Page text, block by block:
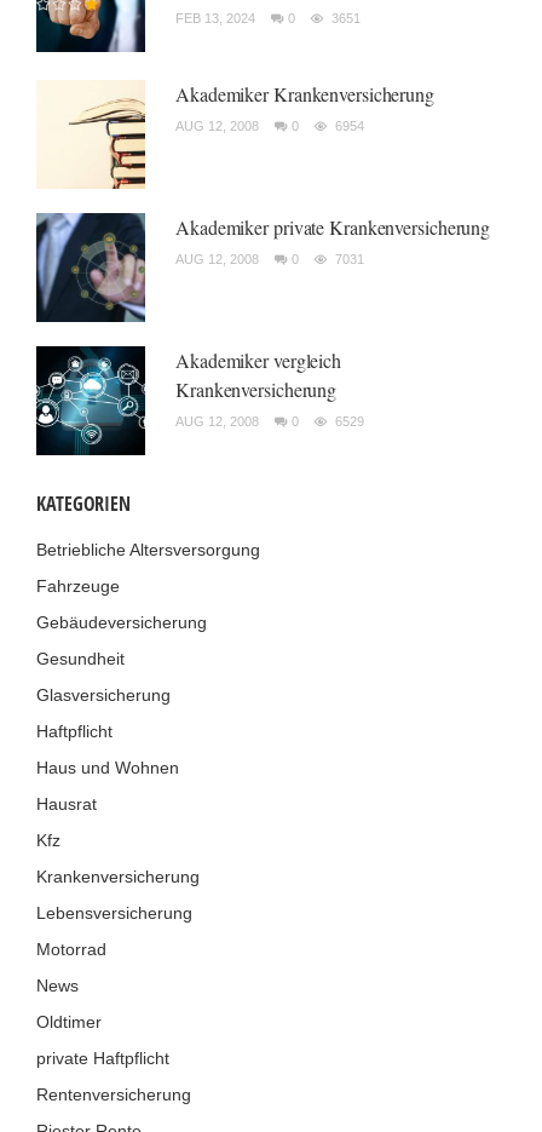
FEB 13, 2024 0 3651
Akademiker Krankenversicherung
AUG 12, 2008 0 6954
Akademiker private Krankenversicherung
AUG 12, 2008 0 7031
Akademiker vergleich
Krankenversicherung
AUG 12, 2008 0 6529
KATEGORIEN
Betriebliche Altersversorgung
Fahrzeuge
Gebäudeversicherung
Gesundheit
Glasversicherung
Haftpflicht
Haus und Wohnen
Hausrat
Kfz
Krankenversicherung
Lebensversicherung
Motorrad
News
Oldtimer
private Haftpflicht
Rentenversicherung